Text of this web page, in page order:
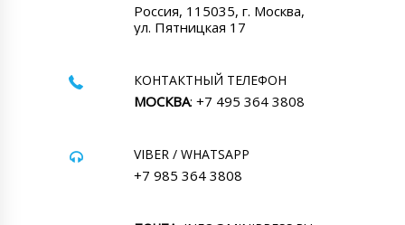
Россия, 115035, г. Москва,
ул. Пятницкая 17
КОНТАКТНЫЙ ТЕЛЕФОН
МОСКВА: +7 495 364 3808
VIBER / WHATSAPP
+7 985 364 3808